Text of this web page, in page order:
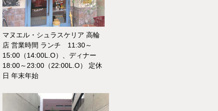
マヌエル・シュラスケリア 高輪
店 営業時間 ランチ 11:30～
15:00（14:00L.O）、ディナー
18:00～23:00（22:00L.O） 定休
日 年末年始